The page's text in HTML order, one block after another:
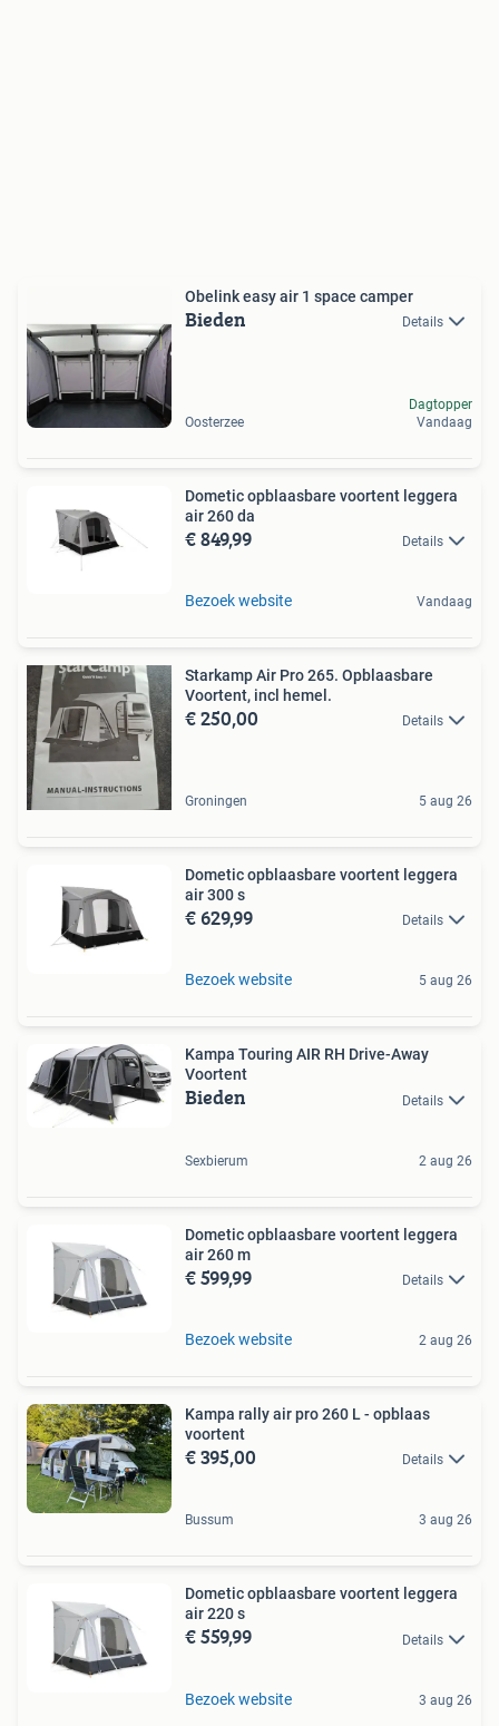
Obelink easy air 1 space camper
Bieden Details
Oosterzee
Dagtopper
Vandaag
Dometic opblaasbare voortent leggera
air 260 da
€ 849,99 Details
Bezoek website Vandaag
Starkamp Air Pro 265. Opblaasbare
Voortent, incl hemel.
€ 250,00 Details
Groningen 5 aug 26
Dometic opblaasbare voortent leggera
air 300 s
€ 629,99 Details
Bezoek website 5 aug 26
Kampa Touring AIR RH Drive-Away
Voortent
Bieden Details
Sexbierum 2 aug 26
Dometic opblaasbare voortent leggera
air 260 m
€ 599,99 Details
Bezoek website 2 aug 26
Kampa rally air pro 260 L - opblaas
voortent
€ 395,00 Details
Bussum 3 aug 26
Dometic opblaasbare voortent leggera
air 220 s
€ 559,99 Details
Bezoek website 3 aug 26